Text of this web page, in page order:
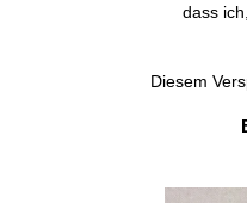
dass
Diesem